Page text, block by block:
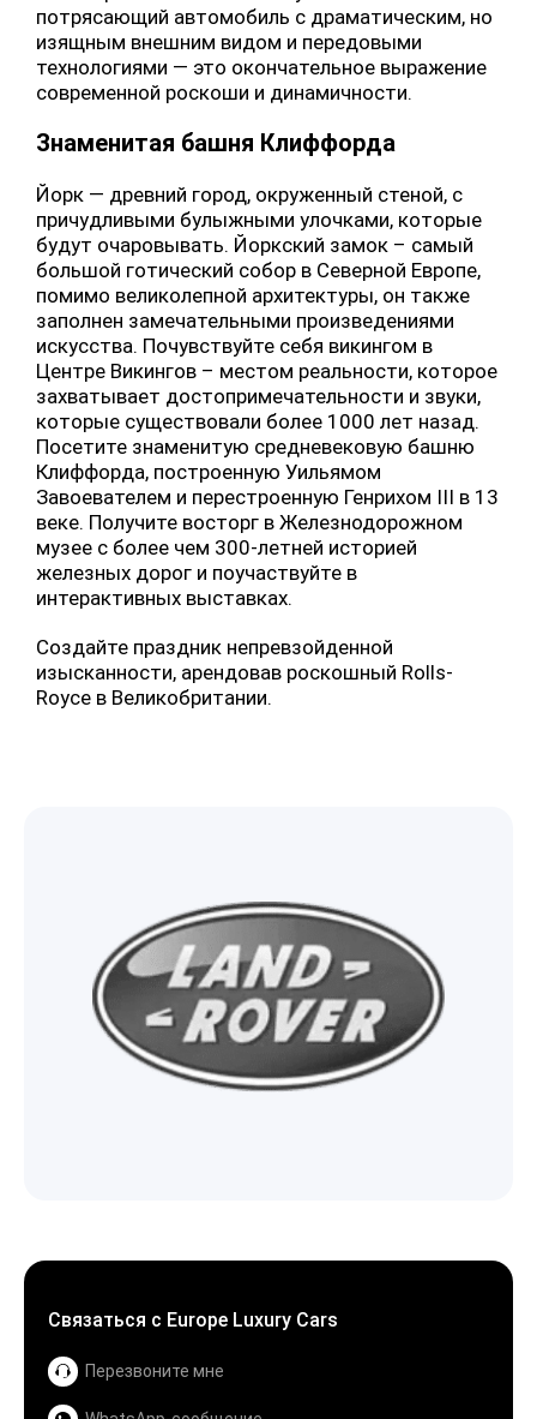
потрясающий автомобиль с драматическим, но
изящным внешним видом и передовыми
технологиями — это окончательное выражение
современной роскоши и динамичности.
Знаменитая башня Клиффорда
Йорк — древний город, окруженный стеной, с
причудливыми булыжными улочками, которые
будут очаровывать. Йоркский замок – самый
большой готический собор в Северной Европе,
помимо великолепной архитектуры, он также
заполнен замечательными произведениями
искусства. Почувствуйте себя викингом в
Центре Викингов – местом реальности, которое
захватывает достопримечательности и звуки,
которые существовали более 1000 лет назад.
Посетите знаменитую средневековую башню
Клиффорда, построенную Уильямом
Завоевателем и перестроенную Генрихом III в 13
веке. Получите восторг в Железнодорожном
музее с более чем 300-летней историей
железных дорог и поучаствуйте в
интерактивных выставках.
Создайте праздник непревзойденной
изысканности, арендовав роскошный Rolls-
Royce в Великобритании.
Связаться с Europe Luxury Cars
Перезвоните мне